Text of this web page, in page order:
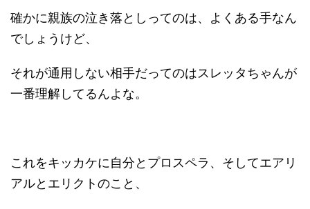
確かに親族の泣き落としってのは、よくある手なん
でしょうけど、
それが通用しない相手だってのはスレッタちゃんが
一番理解してるんよな。
これをキッカケに自分とプロスペラ、そしてエアリ
アルとエリクトのこと、